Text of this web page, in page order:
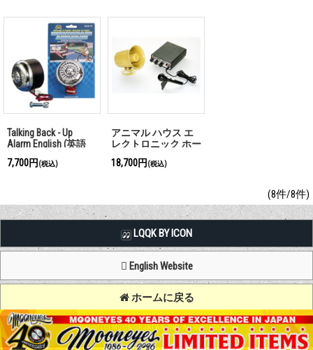
Talking Back - Up
Alarm English (英語
版）
7,700円 (税込)
アニマル ハウス エ
レクトロニック ホー
ン＆P.A.
18,700円 (税込)
(8件/8件)
LQQK BY ICON
English Website
ホームに戻る
Copyright (C) MOON OF JAPAN, INC. All Rights Reserved.